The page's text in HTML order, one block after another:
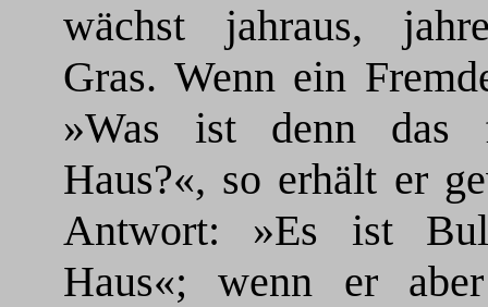
wächst jahraus,
Gras. Wenn ein
»Was ist denn das
Haus?«, so erhält er
Antwort: »Es ist
Haus«; wenn er